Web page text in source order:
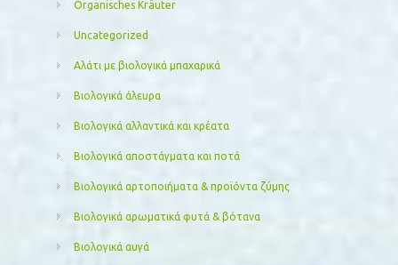
Organisches Kräuter
Uncategorized
Αλάτι με βιολογικά μπαχαρικά
Βιολογικά άλευρα
Βιολογικά αλλαντικά και κρέατα
Βιολογικά αποστάγματα και ποτά
Βιολογικά αρτοποιήματα & προϊόντα ζύμης
Βιολογικά αρωματικά φυτά & βότανα
Βιολογικά αυγά